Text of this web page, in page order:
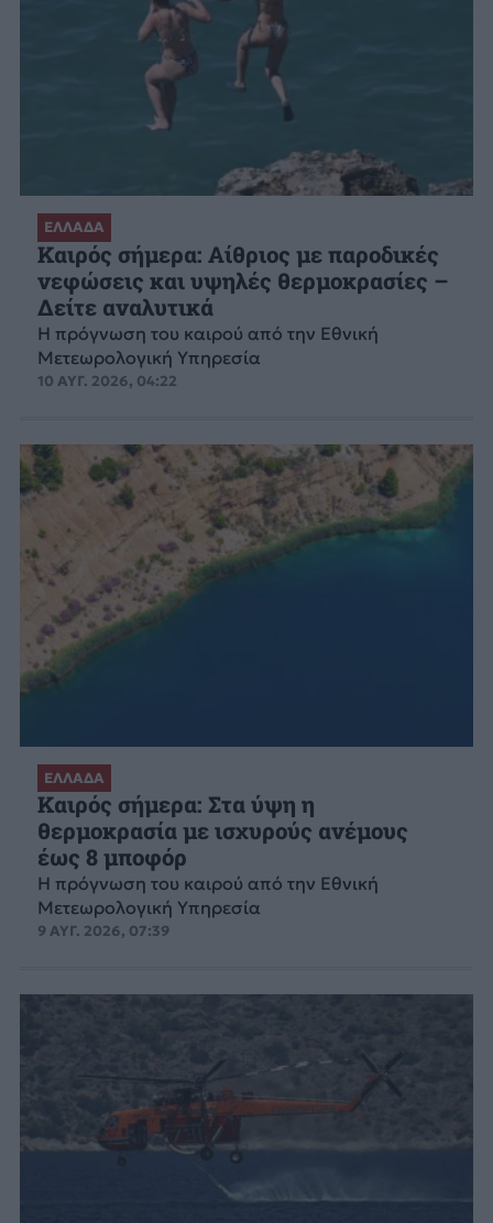
ΕΛΛΑΔΑ
Καιρός σήμερα: Αίθριος με παροδικές
νεφώσεις και υψηλές θερμοκρασίες –
Δείτε αναλυτικά
Η πρόγνωση του καιρού από την Εθνική
Μετεωρολογική Υπηρεσία
10 ΑΥΓ. 2026, 04:22
ΕΛΛΑΔΑ
Καιρός σήμερα: Στα ύψη η
θερμοκρασία με ισχυρούς ανέμους
έως 8 μποφόρ
Η πρόγνωση του καιρού από την Εθνική
Μετεωρολογική Υπηρεσία
9 ΑΥΓ. 2026, 07:39